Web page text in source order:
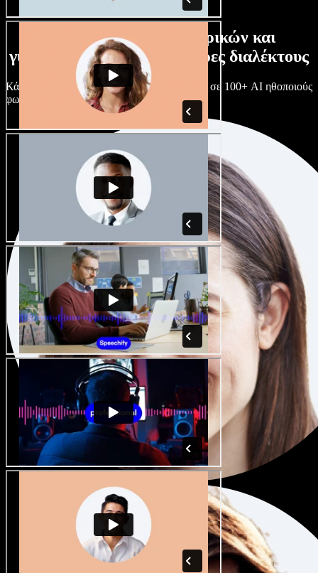
Τεράστια συλλογή ανδρικών και
γυναικείων φωνών με άπειρες διαλέκτους
Κάθε έργο είναι μοναδικό. Διάλεξε ανάμεσα σε 100+ AI ηθοποιούς
φωνής & διαλέκτους και κάν’ τους όπως θες.